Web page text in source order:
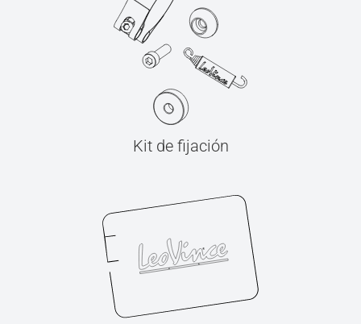
Kit de fijación